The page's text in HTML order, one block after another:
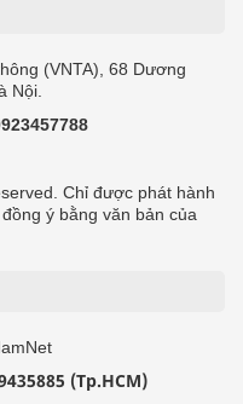
(VNTA), 68 Dương
Nội.
Chỉ được phát hành
ý bằng văn bản của
(Tp.HCM)